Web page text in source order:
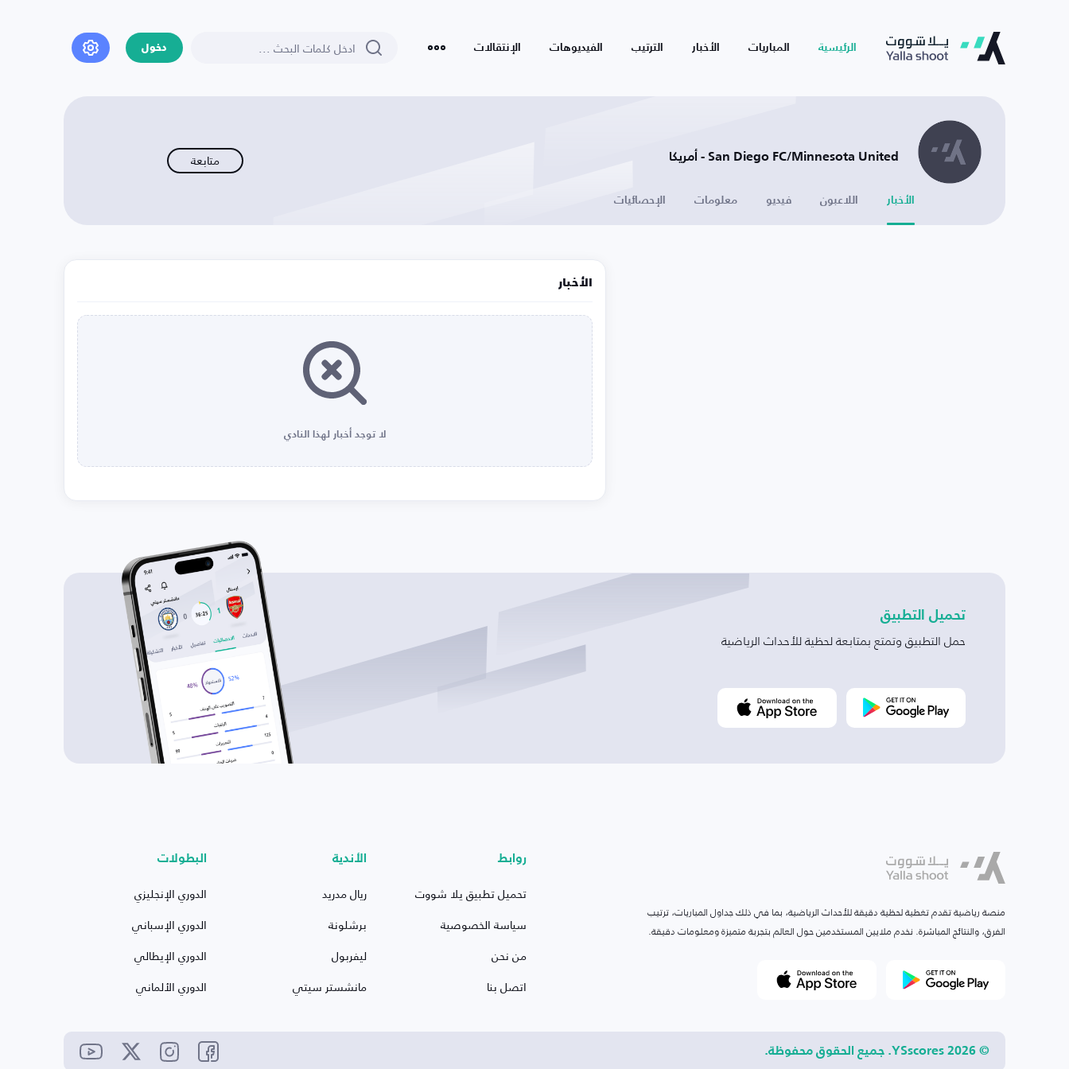
الرئيسية المباريات الأخبار الترتيب الفيديوهات الإنتقالات دخول
San Diego FC/Minnesota United - أمريكا متابعة
الأخبار اللاعبون فيديو معلومات الإحصائيات
الأخبار
لا توجد أخبار لهذا النادي
تحميل التطبيق
حمل التطبيق وتمتع بمتابعة لحظية للأحداث الرياضية
منصة رياضية تقدم تغطية لحظية دقيقة للأحداث الرياضية، بما في ذلك جداول المباريات، ترتيب
الفرق، والنتائج المباشرة. نخدم ملايين المستخدمين حول العالم بتجربة متميزة ومعلومات دقيقة.
روابط
تحميل تطبيق يلا شووت
سياسة الخصوصية
من نحن
اتصل بنا
الأندية
ريال مدريد
برشلونة
ليفربول
مانشستر سيتي
البطولات
الدوري الإنجليزي
الدوري الإسباني
الدوري الإيطالي
الدوري الألماني
© 2026 YSscores. جميع الحقوق محفوظة.